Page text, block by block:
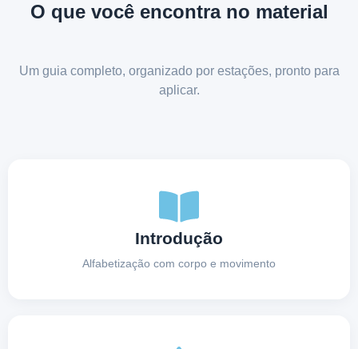
O que você encontra no material
Um guia completo, organizado por estações, pronto para
aplicar.
Introdução
Alfabetização com corpo e movimento